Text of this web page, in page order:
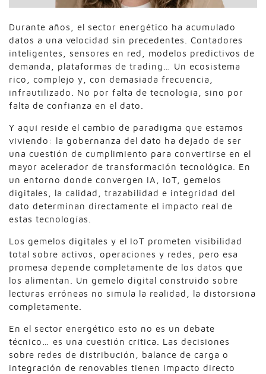
Durante años, el sector energético ha acumulado
datos a una velocidad sin precedentes. Contadores
inteligentes, sensores en red, modelos predictivos de
demanda, plataformas de trading… Un ecosistema
rico, complejo y, con demasiada frecuencia,
infrautilizado. No por falta de tecnología, sino por
falta de confianza en el dato.
Y aquí reside el cambio de paradigma que estamos
viviendo: la gobernanza del dato ha dejado de ser
una cuestión de cumplimiento para convertirse en el
mayor acelerador de transformación tecnológica. En
un entorno donde convergen IA, IoT, gemelos
digitales, la calidad, trazabilidad e integridad del
dato determinan directamente el impacto real de
estas tecnologías.
Los gemelos digitales y el IoT prometen visibilidad
total sobre activos, operaciones y redes, pero esa
promesa depende completamente de los datos que
los alimentan. Un gemelo digital construido sobre
lecturas erróneas no simula la realidad, la distorsiona
completamente.
En el sector energético esto no es un debate
técnico… es una cuestión crítica. Las decisiones
sobre redes de distribución, balance de carga o
integración de renovables tienen impacto directo